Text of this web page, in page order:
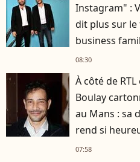
Instagram" :
dit plus sur
business
08:30
À côté de
Boulay
au Mans : sa
rend si
07:58